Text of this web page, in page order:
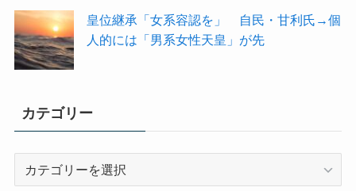
皇位継承「女系容認を」 自民・甘利氏→個
人的には「男系女性天皇」が先
カテゴリー